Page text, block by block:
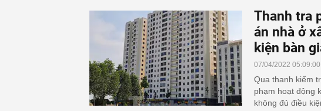
Thanh tra
án nhà ở
kiện bàn
07/04/2022 05:09:00
Qua thanh kiểm
phạm hoạt động
không đủ điều